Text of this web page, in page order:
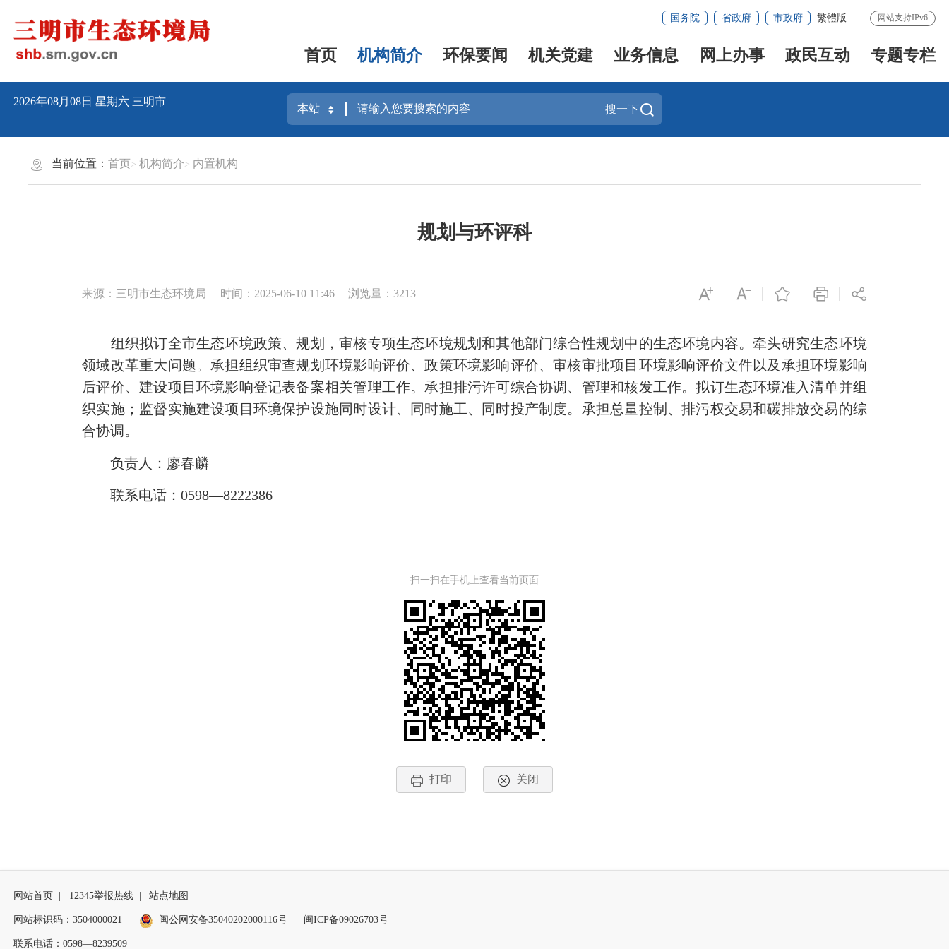
国务院 省政府 市政府 繁體版 网站支持IPv6
首页 机构简介 环保要闻 机关党建 业务信息 网上办事 政民互动 专题专栏
2026年08月08日星期六 三明市
搜一下
当前位置：首页 机构简介 内置机构
规划与环评科
来源：三明市生态环境局 时间：2025-06-10 11:46 浏览量：3213
组织拟订全市生态环境政策、规划，审核专项生态环境规划和其他部门综合性规划中的生态环境内容。牵头研究生态环境
领域改革重大问题。承担组织审查规划环境影响评价、政策环境影响评价、审核审批项目环境影响评价文件以及承担环境影响
后评价、建设项目环境影响登记表备案相关管理工作。承担排污许可综合协调、管理和核发工作。拟订生态环境准入清单并组
织实施；监督实施建设项目环境保护设施同时设计、同时施工、同时投产制度。承担总量控制、排污权交易和碳排放交易的综
合协调。
负责人：廖春麟
联系电话：0598—8222386
扫一扫在手机上查看当前页面
打印 关闭
网站首页 12345举报热线 站点地图
网站标识码：3504000021 闽公网安备35040202000116号 闽ICP备09026703号
联系电话：0598—8239509